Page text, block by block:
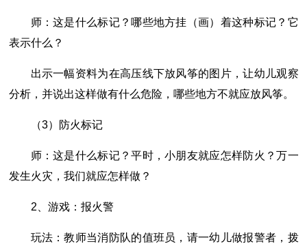
师：这是什么标记？哪些地方挂（画）着这种标记？它
表示什么？
出示一幅资料为在高压线下放风筝的图片，让幼儿观察
分析，并说出这样做有什么危险，哪些地方不就应放风筝。
（3）防火标记
师：这是什么标记？平时，小朋友就应怎样防火？万一
发生火灾，我们就应怎样做？
2、游戏：报火警
玩法：教师当消防队的值班员，请一幼儿做报警者，拨